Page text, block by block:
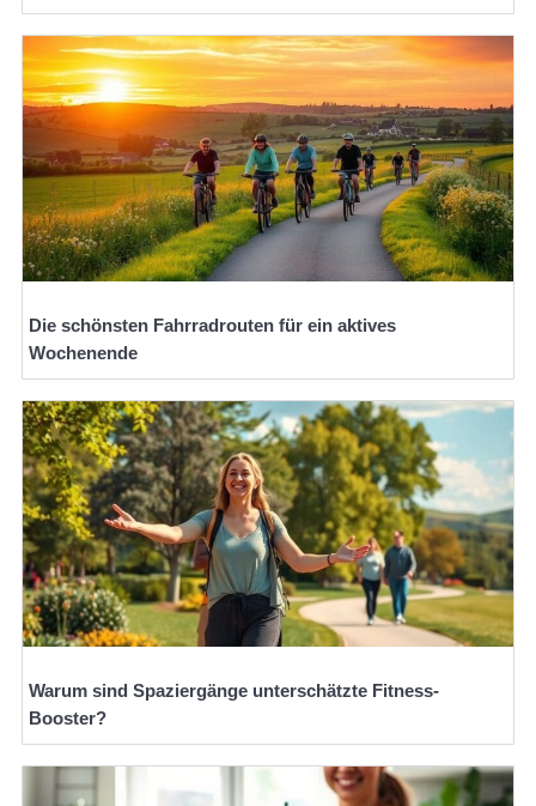
Die schönsten Fahrradrouten für ein aktives
Wochenende
Warum sind Spaziergänge unterschätzte Fitness-
Booster?